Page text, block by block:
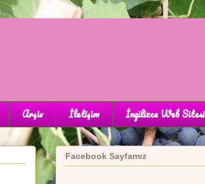
Arşiv İletişim İngilizce Web Sitesi
Facebook Sayfamız